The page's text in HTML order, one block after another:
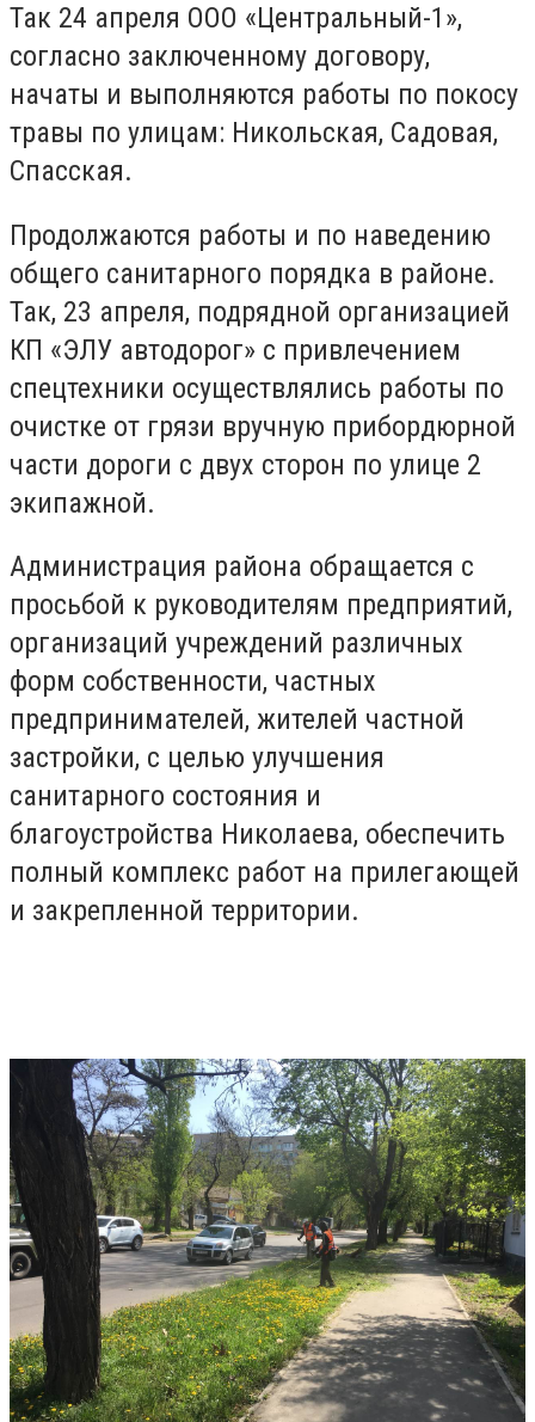
Так 24 апреля ООО «Центральный-1»,
согласно заключенному договору,
начаты и выполняются работы по покосу
травы по улицам: Никольская, Садовая,
Спасская.
Продолжаются работы и по наведению
общего санитарного порядка в районе.
Так, 23 апреля, подрядной организацией
КП «ЭЛУ автодорог» с привлечением
спецтехники осуществлялись работы по
очистке от грязи вручную прибордюрной
части дороги с двух сторон по улице 2
экипажной.
Администрация района обращается с
просьбой к руководителям предприятий,
организаций учреждений различных
форм собственности, частных
предпринимателей, жителей частной
застройки, с целью улучшения
санитарного состояния и
благоустройства Николаева, обеспечить
полный комплекс работ на прилегающей
и закрепленной территории.